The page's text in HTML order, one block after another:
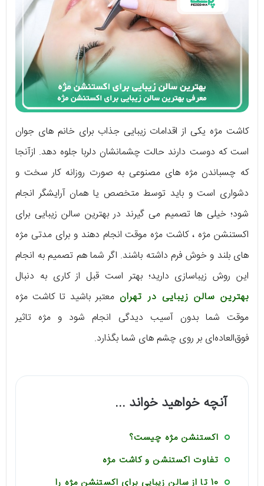
کاشت مژه یکی از اقدامات زیبایی جذاب برای خانم های جوان
است که دوست دارند حالت چشمانشان دلربا جلوه دهد. ازآنجا
که چسباندن مژه های مصنوعی به صورت روزانه کار سخت و
دشواری است و باید توسط متخصص یا همان آرایشگر انجام
شود؛ خیلی ها تصمیم می گیرند در بهترین سالن زیبایی برای
اکستنشن مژه ، کاشت مژه موقت انجام دهند و برای مدتی مژه
های بلند و خوش فرم داشته باشند. اگر شما هم تصمیم به انجام
این روش زیباسازی دارید؛ بهتر است قبل از کاری به دنبال
بهترین سالن زیبایی در تهرانمعتبر باشید تا کاشت مژه
موقت شما بدون آسیب دیدگی انجام شود و مژه تاثیر
فوق‌العاده‌ای بر روی چشم های شما بگذارد.
آنچه خواهید خواند ...
اکستنشن مژه چیست؟
تفاوت اکستنشن و کاشت مژه
10 تا از سالن زیبایی برای اکستنشن مژه را